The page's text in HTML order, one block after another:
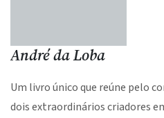
André da Loba
Um livro único que reúne pelo
dois extraordinários criadores